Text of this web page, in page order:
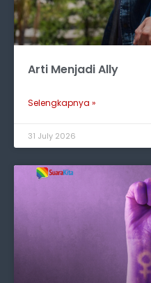
Arti Menjadi Ally
Selengkapnya »
31 July 2026